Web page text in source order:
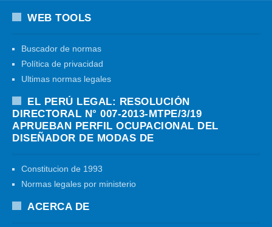
WEB TOOLS
Buscador de normas
Política de privacidad
Ultimas normas legales
EL PERÚ LEGAL: RESOLUCIÓN
DIRECTORAL N° 007-2013-MTPE/3/19
APRUEBAN PERFIL OCUPACIONAL DEL
DISEÑADOR DE MODAS DE
Constitucion de 1993
Normas legales por ministerio
ACERCA DE